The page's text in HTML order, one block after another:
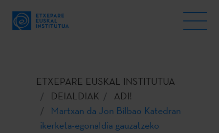
ETXEPARE EUSKAL INSTITUTUA
DEIALDIAK
ADI!
Martxan da Jon Bilbao Katedran
ikerketa-egonaldia gauzatzeko